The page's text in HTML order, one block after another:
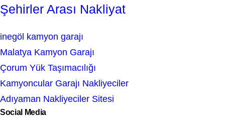
Şehirler Arası Nakliyat
inegöl kamyon garajı
Malatya Kamyon Garajı
Çorum Yük Taşımacılığı
Kamyoncular Garajı Nakliyeciler
Adıyaman Nakliyeciler Sitesi
Social Media